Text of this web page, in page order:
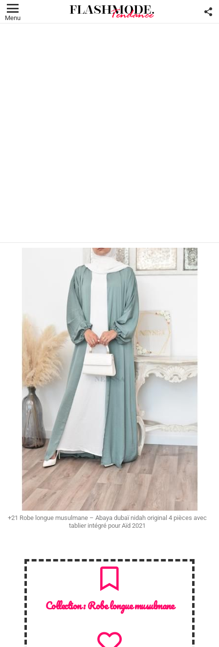
Menu
+21 Robe longue musulmane – Abaya dubaï nidah original 4 pièces avec
tablier intégré pour Aïd 2021
Collection :Robe longue musulmane